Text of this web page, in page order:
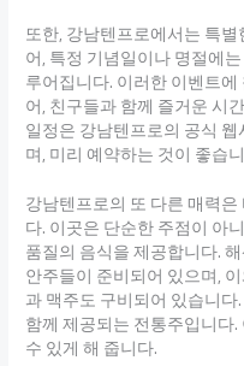
또한, 강남텐프로에서는 특
어, 특정 기념일이나 명절에
루어집니다. 이러한 이벤트
어, 친구들과 함께 즐거운 시
일정은 강남텐프로의 공식
며, 미리 예약하는 것이 좋습
강남텐프로의 또 다른 매력
다. 이곳은 단순한 주점이 아
품질의 음식을 제공합니다.
안주들이 준비되어 있으며,
과 맥주도 구비되어 있습니
함께 제공되는 전통주입니다
수 있게 해 줍니다.